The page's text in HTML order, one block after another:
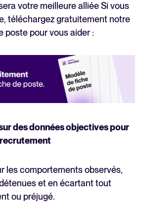
votre meilleure alliée Si vous
téléchargez gratuitement notre
poste pour vous aider :
des données objectives pour
les comportements observés,
et en écartant tout
ou préjugé.